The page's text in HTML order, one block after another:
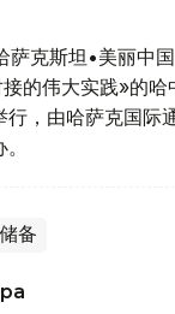
萨克斯坦•美丽中
接的伟大实践»的
行，由哈萨克国际
备